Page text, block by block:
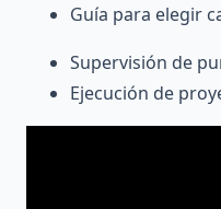
Guía para elegir
Supervisión de
Ejecución de